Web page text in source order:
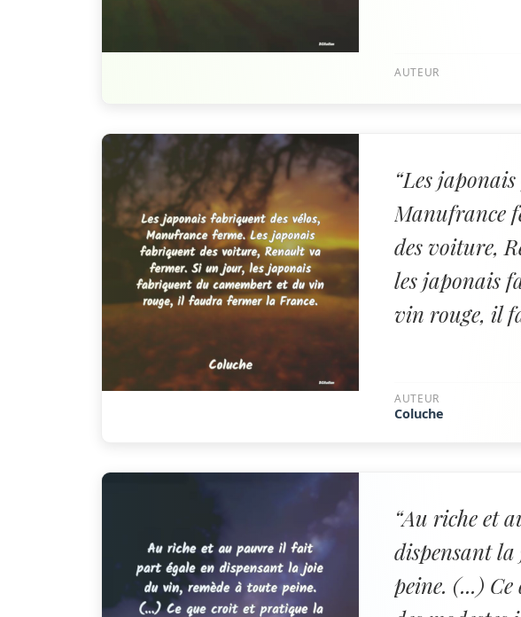
AUTEUR
“Les
Manufrance
des voiture,
les japonais
vin rouge, il
AUTEUR
Coluche
“Au riche et
dispensant
peine. (...)